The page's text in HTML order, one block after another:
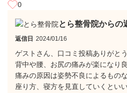
0
とら整骨院からの
返信日 2024/01/16
ゲストさん、口コミ投稿ありがと
背中や腰、お尻の痛みが楽になり
痛みの原因は姿勢不良によるもの
座り方、寝方を見直していくとい